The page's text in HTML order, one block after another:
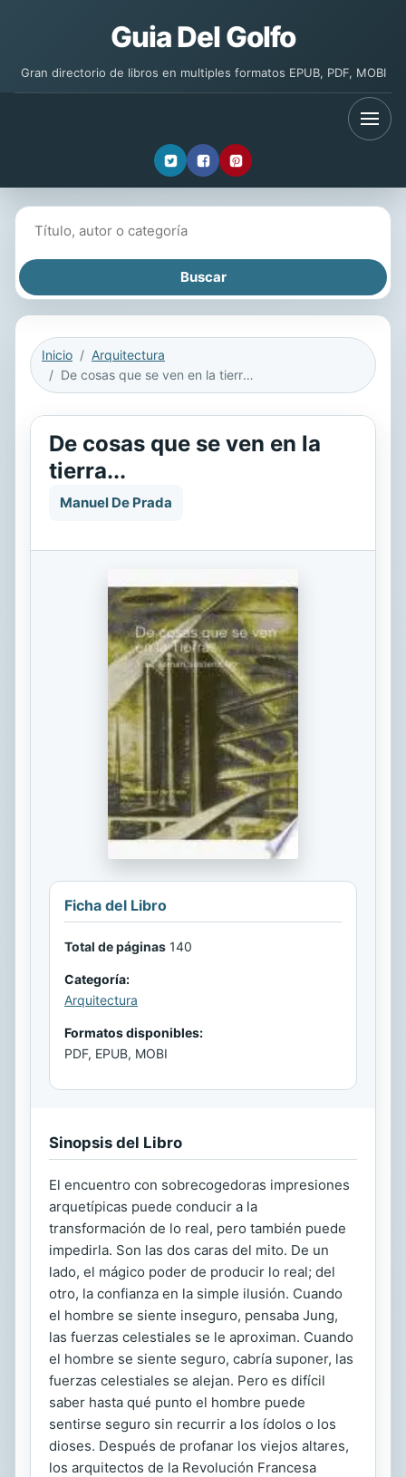
Guia Del Golfo
Gran directorio de libros en multiples formatos EPUB, PDF, MOBI
Inicio
Arquitectura
De cosas que se ven en la tierra...
De cosas que se ven en la
tierra...
Manuel De Prada
Ficha del Libro
Total de páginas 140
Categoría:
Arquitectura
Formatos disponibles:
PDF, EPUB, MOBI
Sinopsis del Libro
El encuentro con sobrecogedoras impresiones
arquetípicas puede conducir a la
transformación de lo real, pero también puede
impedirla. Son las dos caras del mito. De un
lado, el mágico poder de producir lo real; del
otro, la confianza en la simple ilusión. Cuando
el hombre se siente inseguro, pensaba Jung,
las fuerzas celestiales se le aproximan. Cuando
el hombre se siente seguro, cabría suponer, las
fuerzas celestiales se alejan. Pero es difícil
saber hasta qué punto el hombre puede
sentirse seguro sin recurrir a los ídolos o los
dioses. Después de profanar los viejos altares,
los arquitectos de la Revolución Francesa